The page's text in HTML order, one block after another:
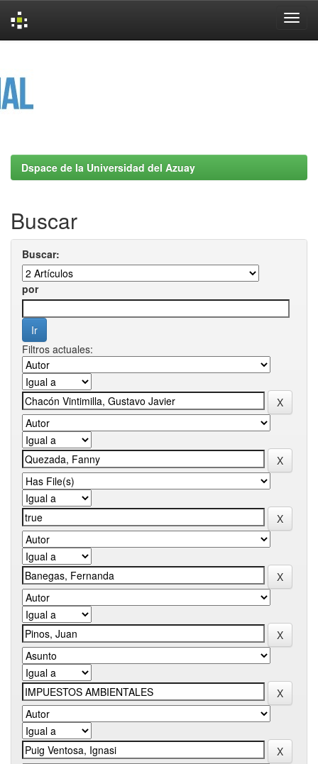
Dspace de la Universidad del Azuay
Buscar
Buscar:
por
Filtros actuales: